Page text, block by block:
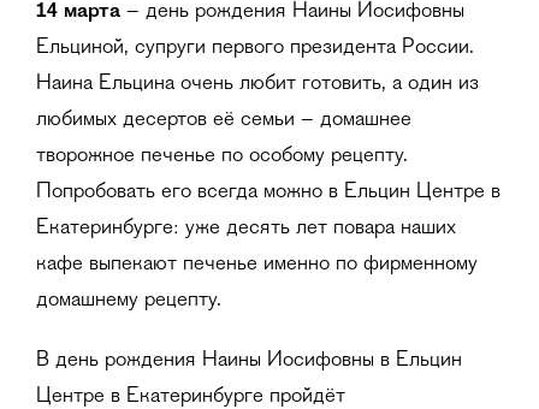
14 марта – день рождения Наины Иосифовны
Ельциной, супруги первого президента России.
Наина Ельцина очень любит готовить, а один из
любимых десертов её семьи – домашнее
творожное печенье по особому рецепту.
Попробовать его всегда можно в Ельцин Центре в
Екатеринбурге: уже десять лет повара наших
кафе выпекают печенье именно по фирменному
домашнему рецепту.
В день рождения Наины Иосифовны в Ельцин
Центре в Екатеринбурге пройдёт